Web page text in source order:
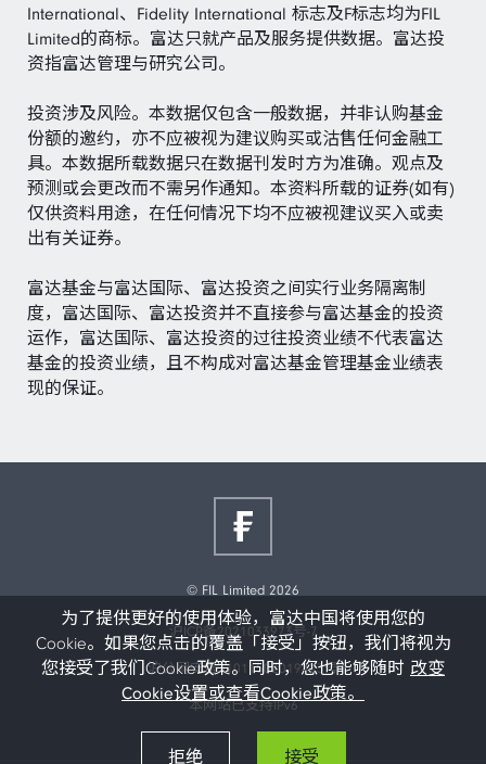
为了提供更好的使用体验，富达中国将使用您的
Cookie。如果您点击的覆盖「接受」按钮，我们将视为
您接受了我们Cookie政策。同时，您也能够随时 改变
Cookie设置或查看Cookie政策。
拒绝 接受
International、Fidelity International 标志及F标志均为FIL
Limited的商标。富达只就产品及服务提供数据。富达投
资指富达管理与研究公司。
投资涉及风险。本数据仅包含一般数据，并非认购基金
份额的邀约，亦不应被视为建议购买或沽售任何金融工
具。本数据所载数据只在数据刊发时方为准确。观点及
预测或会更改而不需另作通知。本资料所载的证券(如有)
仅供资料用途，在任何情况下均不应被视建议买入或卖
出有关证券。
富达基金与富达国际、富达投资之间实行业务隔离制
度，富达国际、富达投资并不直接参与富达基金的投资
运作，富达国际、富达投资的过往投资业绩不代表富达
基金的投资业绩，且不构成对富达基金管理基金业绩表
现的保证。
© FIL Limited 2026
沪ICP备2021033973号-7
沪公网安备31011502019473号
本网站已支持IPv6